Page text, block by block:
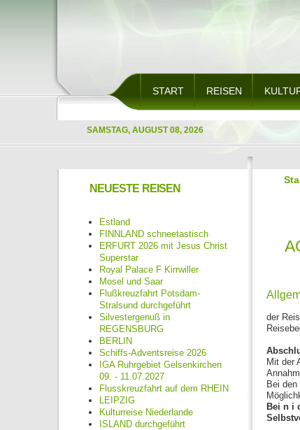
START REISEN
SAMSTAG, AUGUST 08, 2026
NEUESTE REISEN
Estland
FINNLAND schneetastisch
ERFURT 2026 mit Jesus Christ
Superstar
Royal Palace F Kirrwiller
Mosel und Saar
Flußkreuzfahrt Potsdam-
Stralsund durchgeführt
Silvestergenuß in
REGENSBURG
BERLIN
Schiffs-Adventsreise 2026
IGA Ruhrgebiet Gelsenkirchen
09. - 11.07.2027
Flusskreuzfahrt auf dem RHEIN
LEIPZIG
Kulturreise Niederlande
ISLAND durchgeführt
der
Mit der
Bei
Bei n i